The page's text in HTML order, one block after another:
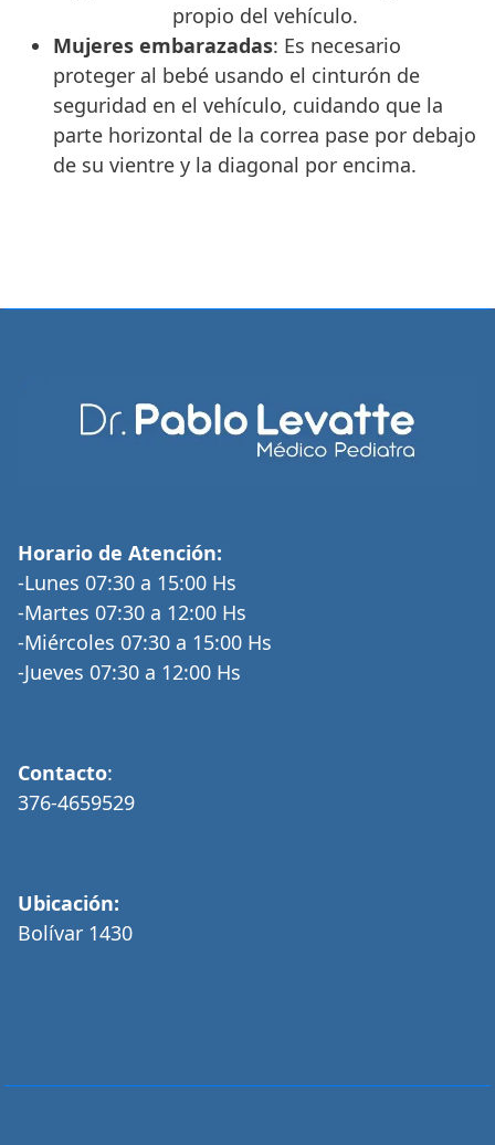
propio del vehículo.
Mujeres embarazadas: Es necesario
proteger al bebé usando el cinturón de
seguridad en el vehículo, cuidando que la
parte horizontal de la correa pase por debajo
de su vientre y la diagonal por encima.
Horario de Atención:
-Lunes 07:30 a 15:00 Hs
-Martes 07:30 a 12:00 Hs
-Miércoles 07:30 a 15:00 Hs
-Jueves 07:30 a 12:00 Hs
Contacto:
376-4659529
Ubicación:
Bolívar 1430